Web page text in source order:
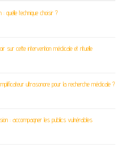
quelle technique choisir ?
sur cette intervention médicale et rituelle
ultrasonore pour la recherche médicale ?
: accompagner les publics vulnérables